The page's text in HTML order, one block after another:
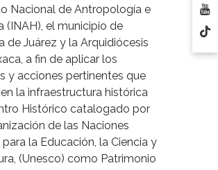
Nacional de Antropología e
(INAH), el municipio de
de Juárez y la Arquidiócesis
a fin de aplicar los
y acciones pertinentes que
la infraestructura histórica
Histórico catalogado por
de las Naciones
para la Educación, la Ciencia y
(Unesco) como Patrimonio